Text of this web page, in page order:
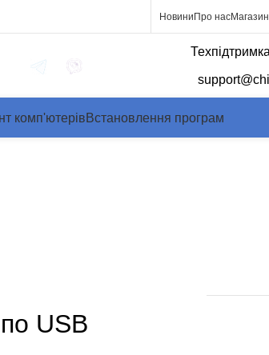
НовиниПро насМагазин
комп'ютерівВстановлення програм
USB